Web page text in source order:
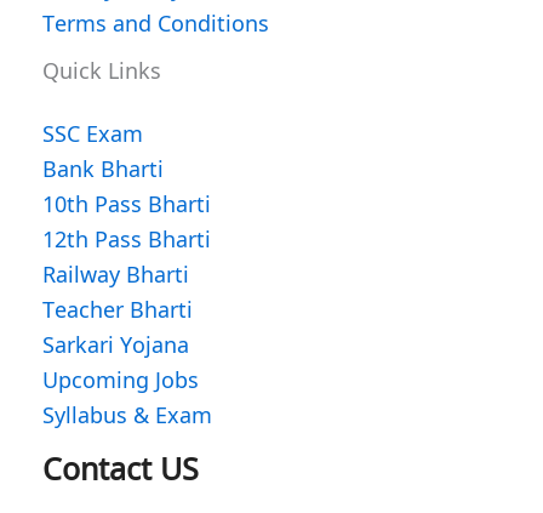
Terms and Conditions
Quick Links
SSC Exam
Bank Bharti
10th Pass Bharti
12th Pass Bharti
Railway Bharti
Teacher Bharti
Sarkari Yojana
Upcoming Jobs
Syllabus & Exam
Contact US
WhatsApp